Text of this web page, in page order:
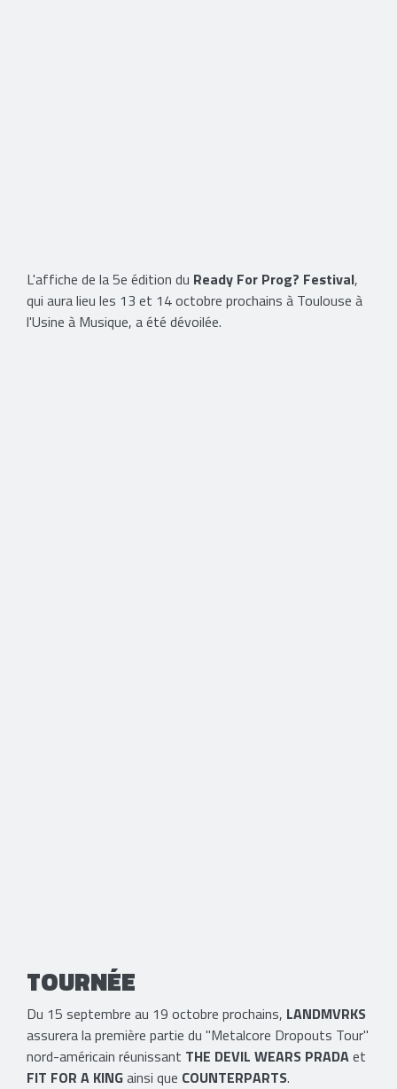
L'affiche de la 5e édition du Ready For Prog? Festival,
qui aura lieu les 13 et 14 octobre prochains à Toulouse à
l'Usine à Musique, a été dévoilée.
TOURNÉE
Du 15 septembre au 19 octobre prochains, LANDMVRKS
assurera la première partie du "Metalcore Dropouts Tour"
nord-américain réunissant THE DEVIL WEARS PRADAet
FIT FOR A KINGainsi que COUNTERPARTS.